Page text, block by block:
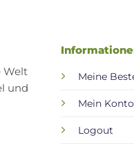
Produktseite
werden
Welt
und
Meine
Mein Konto
Logout